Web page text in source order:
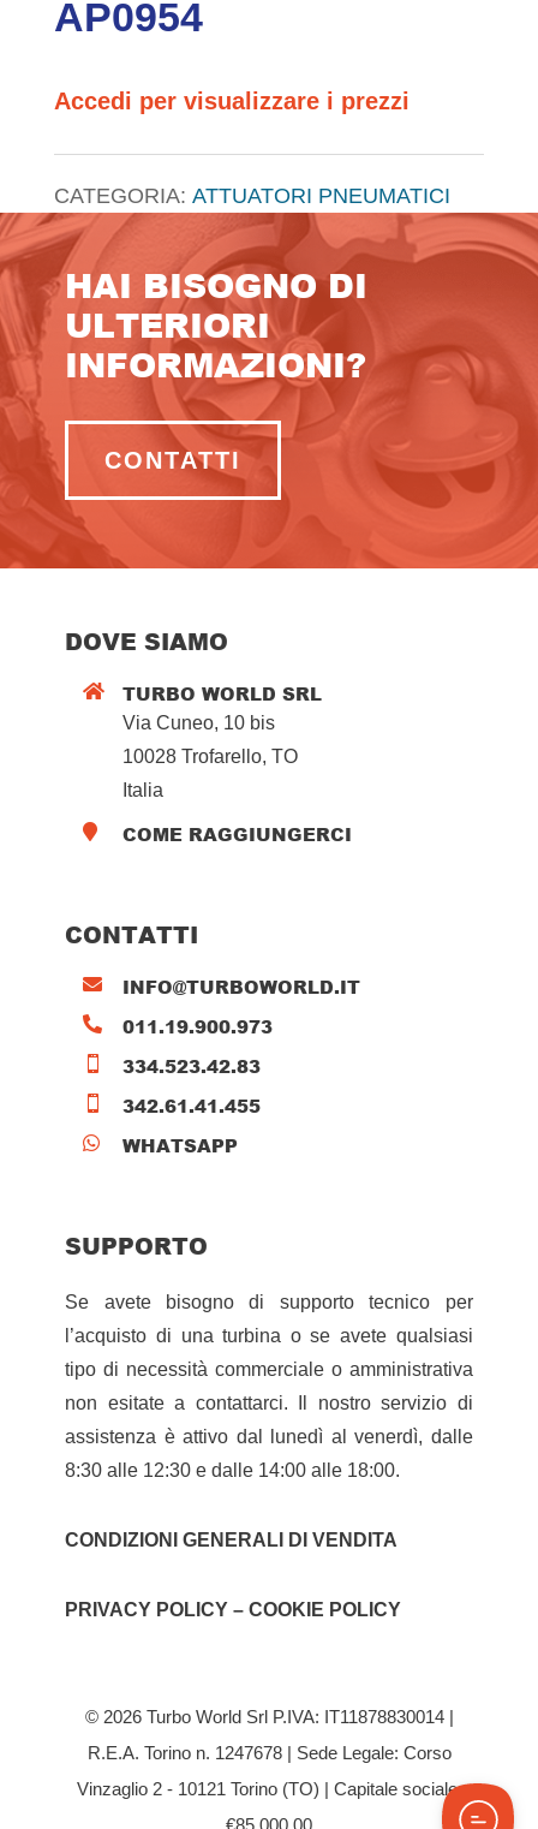
AP0954
Accedi per visualizzare i prezzi
CATEGORIA: ATTUATORI PNEUMATICI
HAI BISOGNO DI
ULTERIORI
INFORMAZIONI?
CONTATTI
DOVE SIAMO
 TURBO WORLD SRL
Via Cuneo, 10 bis
10028 Trofarello, TO
Italia
 COME RAGGIUNGERCI
CONTATTI
 INFO@TURBOWORLD.IT
 011.19.900.973
 334.523.42.83
 342.61.41.455
 WHATSAPP
SUPPORTO
Se avete bisogno di supporto tecnico per
l’acquisto di una turbina o se avete qualsiasi
tipo di necessità commerciale o amministrativa
non esitate a contattarci. Il nostro servizio di
assistenza è attivo dal lunedì al venerdì, dalle
8:30 alle 12:30 e dalle 14:00 alle 18:00.
CONDIZIONI GENERALI DI VENDITA
PRIVACY POLICY – COOKIE POLICY
© 2026 Turbo World Srl P.IVA: IT11878830014 |
R.E.A. Torino n. 1247678 | Sede Legale: Corso
Vinzaglio 2 - 10121 Torino (TO) | Capitale sociale:
€85.000,00